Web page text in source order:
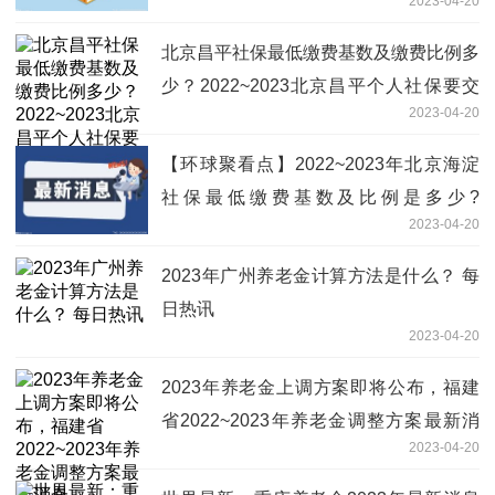
北京昌平社保最低缴费基数及缴费比例多
少？2022~2023北京昌平个人社保要交
2023-04-20
【环球聚看点】2022~2023年北京海淀
社保最低缴费基数及比例是多少?
2022~2023个人社保缴费标准表2023-04-20
2023年广州养老金计算方法是什么？ 每
日热讯
2023-04-20
2023年养老金上调方案即将公布，福建
省2022~2023年养老金调整方案最新消
2023-04-20